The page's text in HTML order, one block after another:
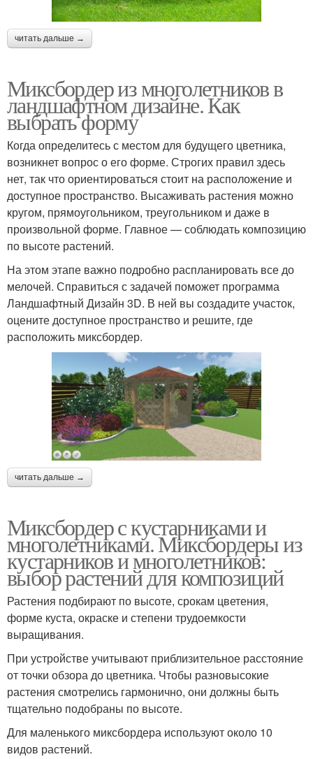
читать дальше →
Миксбордер из многолетников в
ландшафтном дизайне. Как
выбрать форму
Когда определитесь с местом для будущего цветника,
возникнет вопрос о его форме. Строгих правил здесь
нет, так что ориентироваться стоит на расположение и
доступное пространство. Высаживать растения можно
кругом, прямоугольником, треугольником и даже в
произвольной форме. Главное — соблюдать композицию
по высоте растений.
На этом этапе важно подробно распланировать все до
мелочей. Справиться с задачей поможет программа
Ландшафтный Дизайн 3D. В ней вы создадите участок,
оцените доступное пространство и решите, где
расположить миксбордер.
читать дальше →
Миксбордер с кустарниками и
многолетниками. Миксбордеры из
кустарников и многолетников:
выбор растений для композиций
Растения подбирают по высоте, срокам цветения,
форме куста, окраске и степени трудоемкости
выращивания.
При устройстве учитывают приблизительное расстояние
от точки обзора до цветника. Чтобы разновысокие
растения смотрелись гармонично, они должны быть
тщательно подобраны по высоте.
Для маленького миксбордера используют около 10
видов растений.